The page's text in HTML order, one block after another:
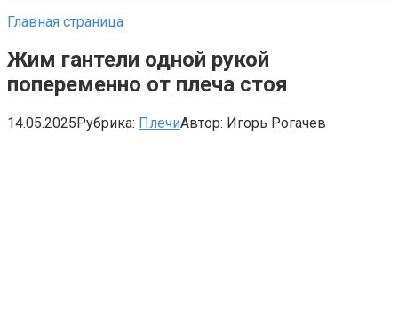
Главная страница
Жим гантели одной рукой
попеременно от плеча стоя
14.05.2025 Рубрика: ПлечиАвтор: Игорь Рогачев